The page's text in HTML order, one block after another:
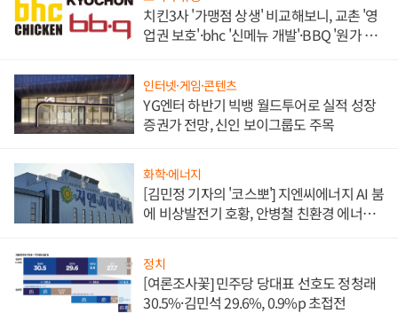
치킨3사 '가맹점 상생' 비교해보니, 교촌 '영
업권 보호'·bhc '신메뉴 개발'·BBQ '원가 부
인터넷·게임·콘텐츠
YG엔터 하반기 빅뱅 월드투어로 실적 성장
증권가 전망, 신인 보이그룹도 주목
화학·에너지
[김민정 기자의 '코스뽀'] 지엔씨에너지 AI 붐
에 비상발전기 호황, 안병철 친환경 에너지
정치
[여론조사꽃] 민주당 당대표 선호도 정청래
30.5%·김민석 29.6%, 0.9%p 초접전